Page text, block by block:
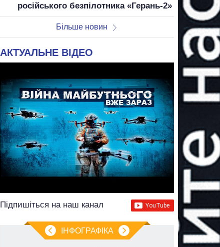
російського безпілотника «Герань-2»
Більше новин
АКТУАЛЬНЕ ВІДЕО
Підпишіться на наш канал
ІНФОГРАФІКА